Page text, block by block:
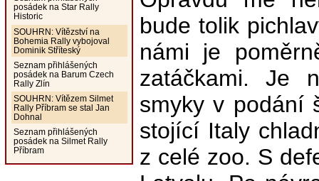
posádek na Star Rally
Historic
SOUHRN: Vítězství na
Bohemia Rally vybojoval
Dominik Stříteský
Seznam přihlášených
posádek na Barum Czech
Rally Zlín
SOUHRN: Vítězem Silmet
Rally Příbram se stal Jan
Dohnal
Seznam přihlášených
posádek na Silmet Rally
Příbram
bude tolik
námi je
zatáčkami. Je
smyky v podání
stojící Italy
z celé zoo. S